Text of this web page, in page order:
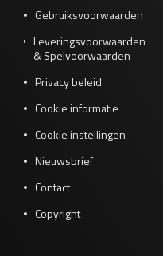
Gebruiksvoorwaarden
Leveringsvoorwaarden
& Spelvoorwaarden
Privacy beleid
Cookie informatie
Cookie instellingen
Nieuwsbrief
Contact
Copyright